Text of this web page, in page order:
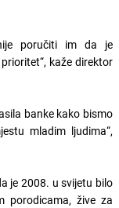
poručiti im da je
kaže direktor
banke kako bismo
mladim ljudima“,
je 2008. u svijetu bilo
porodicama, žive za